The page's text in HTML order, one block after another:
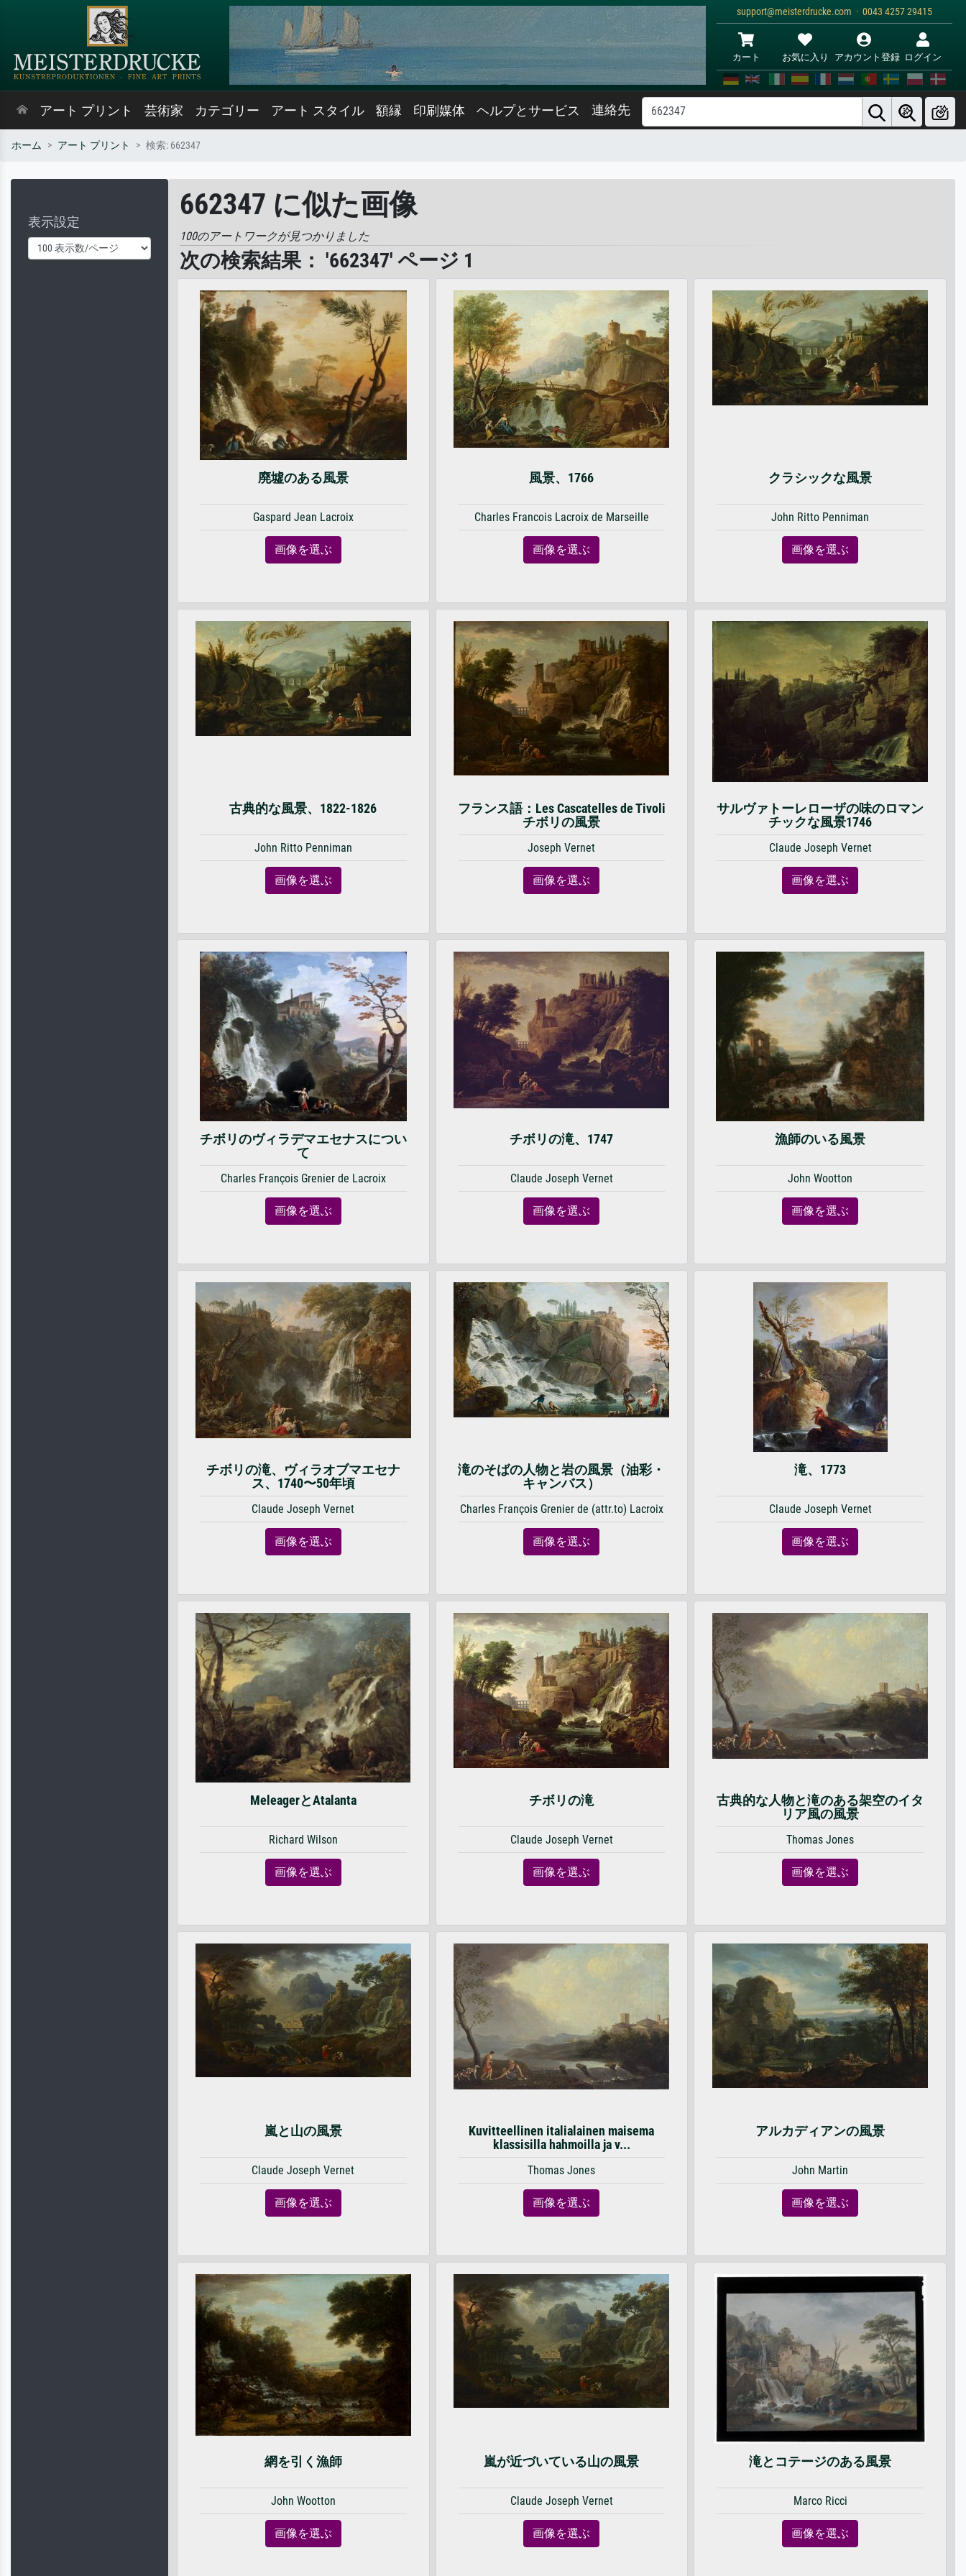
support@meisterdrucke.com · 0043 4257 29415
カート お気に入り アカウント登録 ログイン
アート プリント 芸術家 カテゴリー アート スタイル 額縁 印刷媒体 ヘルプとサービス 連絡先
ホーム アート プリント 検索: 662347
表示設定
662347 に似た画像
100のアートワークが見つかりました
次の検索結果： '662347' ページ 1
廃墟のある風景
Gaspard Jean Lacroix
画像を選ぶ
風景、1766
Charles Francois Lacroix de Marseille
画像を選ぶ
クラシックな風景
John Ritto Penniman
画像を選ぶ
古典的な風景、1822-1826
John Ritto Penniman
画像を選ぶ
フランス語：Les Cascatelles de Tivoli
チボリの風景
Joseph Vernet
画像を選ぶ
サルヴァトーレローザの味のロマン
チックな風景1746
Claude Joseph Vernet
画像を選ぶ
チボリのヴィラデマエセナスについ
て
Charles François Grenier de Lacroix
画像を選ぶ
チボリの滝、1747
Claude Joseph Vernet
画像を選ぶ
漁師のいる風景
John Wootton
画像を選ぶ
チボリの滝、ヴィラオブマエセナ
ス、1740〜50年頃
Claude Joseph Vernet
画像を選ぶ
滝のそばの人物と岩の風景（油彩・
キャンバス）
Charles François Grenier de (attr.to) Lacroix
画像を選ぶ
滝、1773
Claude Joseph Vernet
画像を選ぶ
MeleagerとAtalanta
Richard Wilson
画像を選ぶ
チボリの滝
Claude Joseph Vernet
画像を選ぶ
古典的な人物と滝のある架空のイタ
リア風の風景
Thomas Jones
画像を選ぶ
嵐と山の風景
Claude Joseph Vernet
画像を選ぶ
Kuvitteellinen italialainen maisema
klassisilla hahmoilla ja v...
Thomas Jones
画像を選ぶ
アルカディアンの風景
John Martin
画像を選ぶ
網を引く漁師
John Wootton
画像を選ぶ
嵐が近づいている山の風景
Claude Joseph Vernet
画像を選ぶ
滝とコテージのある風景
Marco Ricci
画像を選ぶ